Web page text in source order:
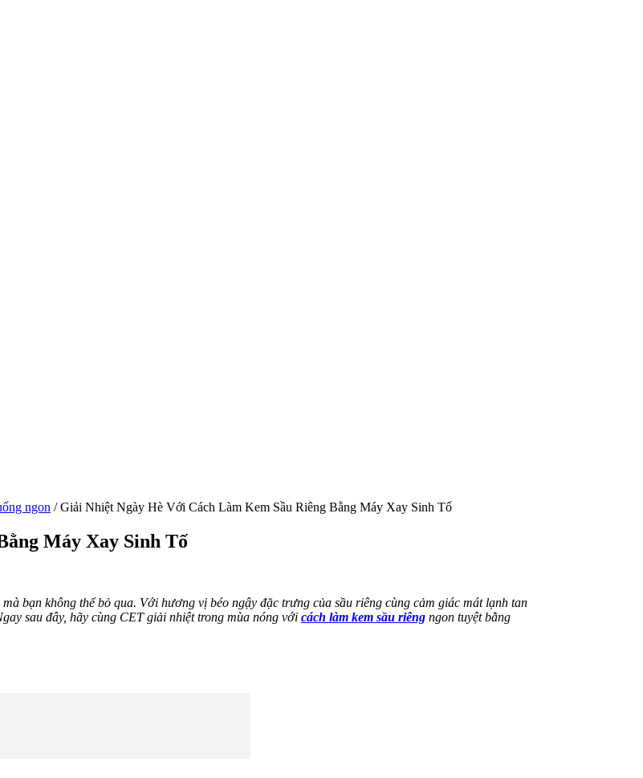
ngon / Giải Nhiệt Ngày Hè Với Cách Làm Kem Sầu Riêng Bằng Máy Xay Sinh Tố
Máy Xay Sinh Tố
bạn không thể bỏ qua. Với hương vị béo ngậy đặc trưng của sầu riêng cùng cảm giác mát lạnh tan
sau đây, hãy cùng CET giải nhiệt trong mùa nóng với cách làm kem sầu riêng ngon tuyệt bằng